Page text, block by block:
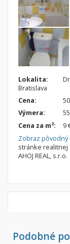
Lokalita:
Bratislava
Cena:
Výmera:
Cena za m2:
9
Zobraz
stránke realitnej
AHOJ REAL, s.r.o.
Podobné